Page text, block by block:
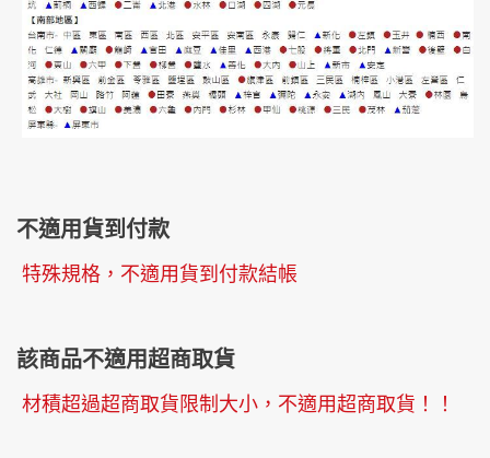
不適用貨到付款
特殊規格，不適用貨到付款結帳
該商品不適用超商取貨
材積超過超商取貨限制大小，不適用超商取貨！！